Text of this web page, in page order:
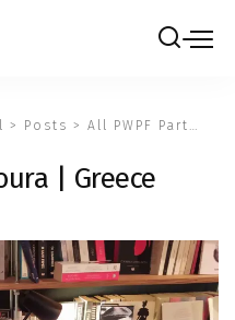
> Posts > All PWPF Participants
| Greece